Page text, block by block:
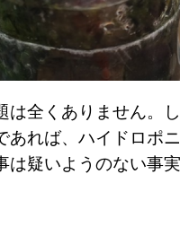
は全くありません。
あれば、ハイドロポ
疑いようのない事実